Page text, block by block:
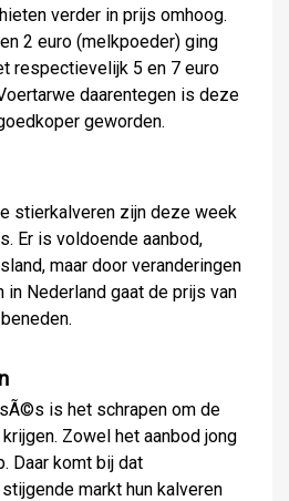
verder in prijs omhoog.
2 euro (melkpoeder) ging
respectievelijk 5 en 7 euro
daarentegen is deze
geworden.
stierkalveren zijn deze week
Er is voldoende aanbod,
maar door veranderingen
in Nederland gaat de prijs van
is het schrapen om de
Zowel het aanbod jong
Daar komt bij dat
markt hun kalveren